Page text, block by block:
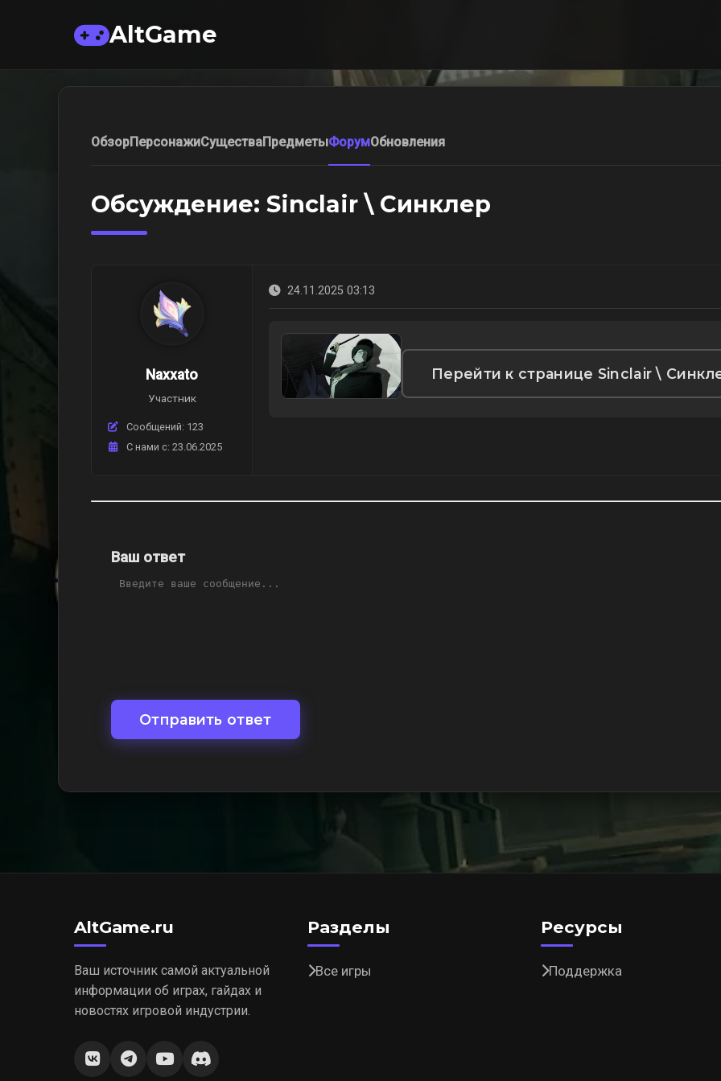
AltGame
ОбзорПерсонажиСуществаПредметыФорумОбновления
Обсуждение: Sinclair \ Синклер
Naxxato
Участник
Сообщений: 123
C нами с: 23.06.2025
24.11.2025 03:13
Перейти к странице Sinclair \
Ваш ответ
Отправить ответ
AltGame.ru
Ваш источник самой актуальной
информации об играх, гайдах и
новостях игровой индустрии.
Разделы
Все игры
Ресурсы
Поддержка